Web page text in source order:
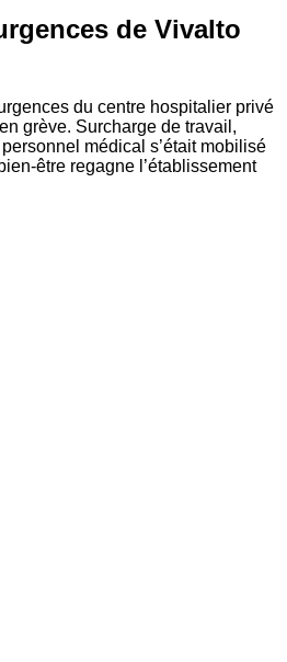
de Vivalto
du centre hospitalier privé
grève. Surcharge de travail,
médical s’était mobilisé
être regagne l’établissement